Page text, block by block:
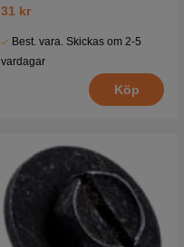
31 kr
Best. vara. Skickas om 2-5
vardagar
Köp